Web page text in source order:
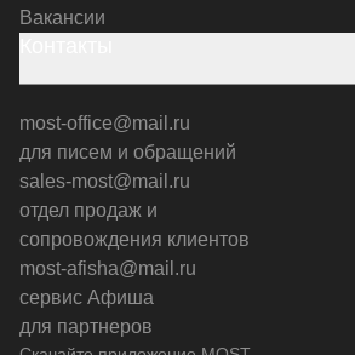
Вакансии
most-office@mail.ru
для писем и обращений
sales-most@mail.ru
отдел продаж и
сопровождения клиентов
most-afisha@mail.ru
сервис Афиша
для партнеров